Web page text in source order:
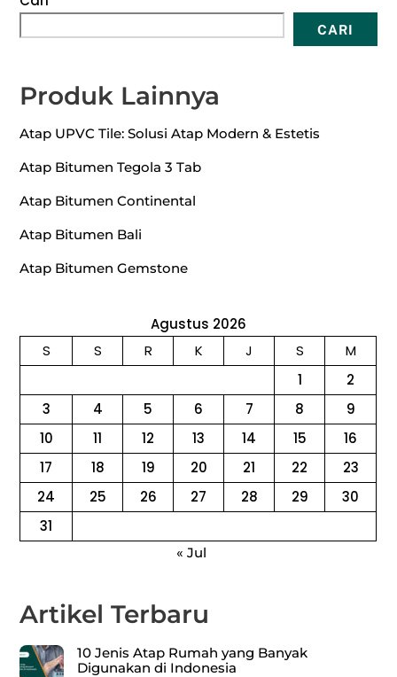
CARI
Produk Lainnya
Atap UPVC Tile: Solusi Atap Modern & Estetis
Atap Bitumen Tegola 3 Tab
Atap Bitumen Continental
Atap Bitumen Bali
Atap Bitumen Gemstone
Agustus 2026
S
S R K J S
M
1
2
3
4 5 6 7 8
9
10
11 12 13 14 15
16
17
18 19 20 21 22
23
24
25 26 27 28 29
30
31
« Jul
Artikel Terbaru
10 Jenis Atap Rumah yang Banyak
Digunakan di Indonesia